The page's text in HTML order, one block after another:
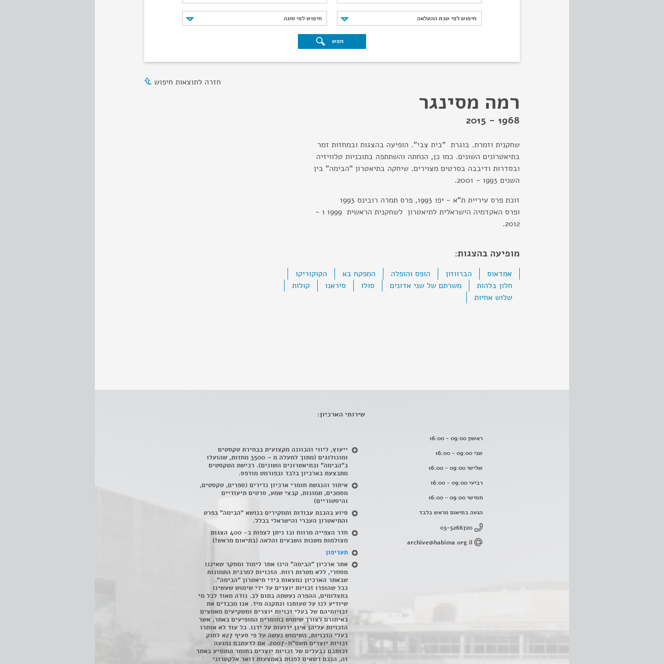
חיפוש לפי שנת ההעלאה
חיפוש לפי שנת ההעלאה חיפוש לפי סוגה
חיפוש לפי סוגה
חפש
חזרה לתוצאות חיפוש
רמה מסינגר
1968 - 2015
שחקנית וזמרת. בוגרת "בית צבי". הופיעה בהצגות ובמחזות זמר
בתיאטרונים השונים. כמו כן, הנחתה והשתתפה בתוכניות טלוויזיה
ובסדרות ודיבבה בסרטים מצוירים. שיחקה בתיאטרון "הבימה" בין
השנים 1993 - 2001.
זוכת פרס עיריית ת"א - יפו 1993, פרס תמרה רובינס 1993
ופרס האקדמיה הישראלית לתיאטרון לשחקנית הראשית 1999 ו -
2012.
מופיעה בהצגות:
אמדאוס הברווזון הופס והופלה המפקח בא
הקוקוריקו
חלון בלהות
משרתם של שני אדונים סולו סיראנו
קולות
שלוש אחיות
ראשון 09:00 - 16:00
שני 09:00 - 16:00
שלישי 09:00 - 16:00
רביעי 09:00 - 16:00
חמישי 09:00 - 16:00
הגעה בתיאום מראש בלבד
03-5266720
archive@habima.org.il
שירותי הארכיון:
ייעוץ, ליווי והכוונה מקצועית בבחירת טקסטים
ומונולוגים (מתוך למעלה מ – 3500 מחזות, שהועלו
ב"הבימה" ובתיאטרונים השונים). רכישת הטקסטים
מתבצעת בארכיון בלבד ובפורמט מודפס.
איתור והנגשת חומרי ארכיון נדירים (ספרים, טקסטים,
מסמכים, תמונות, קבצי שמע, סרטים תיעודיים
והיסטוריים)
סיוע בהכנת עבודות ותחקירים בנושא "הבימה" בפרט
והתיאטרון העברי והישראלי בכלל.
חדר הצפייה מרווח ובו ניתן לצפות ב- 400 הצגות
מצולמות משנות השבעים והלאה (בתיאום מראש!)
תעריפון
אתר ארכיון "הבימה" הינו אתר לימוד ומחקר שאיננו
מסחרי, ללא מטרות רווח. הזכויות למרבית התמונות
שבאתר הארכיון נמצאות בידי תיאטרון "הבימה".
ככל שהופרו זכויות יוצרים על ידי שימוש שעשינו
בתצלומים, ההפרה נעשתה בתום לב. נודה מאוד לכל מי
שיודיע לנו על טעותנו ונתקנה מיד. אנו מכבדים את
זכויותיהם של בעלי זכויות יוצרים ומשקיעים מאמצים
באיתורם לצורך שימוש בחומרים המופיעים באתר, אשר
הזכויות עליהן אינן ידועות על ידנו. כל עוד לא אותרו
בעלי הזכויות, השימוש נעשה על פי סעיף 27א לחוק
זכויות יוצרים תשס"ח-2007. אם לדעתכם נפגעה
זכותכם כבעלים של זכויות יוצרים בחומר המופיע באתר
זה, הנכם רשאים לפנות באמצעות דואר אלקטרוני